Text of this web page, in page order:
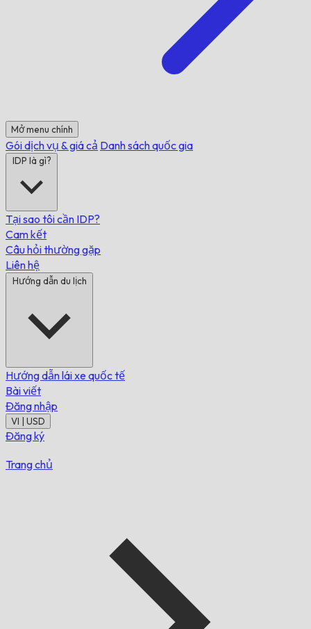
Mở menu chính
Gói dịch vụ & giá cả Danh sách quốc gia
IDP là gì?
Tại sao tôi cần IDP?
Cam kết
Câu hỏi thường gặp
Liên hệ
Hướng dẫn du lịch
Hướng dẫn lái xe quốc tế
Bài viết
Đăng nhập
VI | USD
Đăng ký
Trang chủ